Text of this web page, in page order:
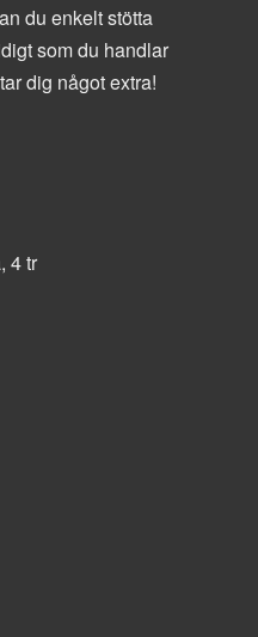
du enkelt stötta
som du handlar
dig något extra!
4 tr